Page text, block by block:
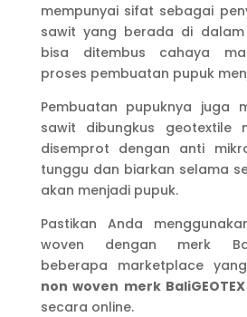
mempunyai sifat sebagai
sawit yang berada di dalam
bisa ditembus cahaya
proses pembuatan pupuk
Pembuatan pupuknya juga
sawit dibungkus geotextile
disemprot dengan anti
tunggu dan biarkan selama
akan menjadi pupuk.
Pastikan Anda
woven dengan merk
beberapa marketplace
non woven merk BaliGEOTEX
secara online.